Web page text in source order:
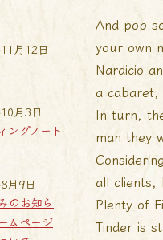
月12日
ングノート
月3日
のお知ら
ムページ
月9日
And pop
your own
Nardicio
a cabaret,
In turn,
man they
all clients,
Plenty of
Tinder is